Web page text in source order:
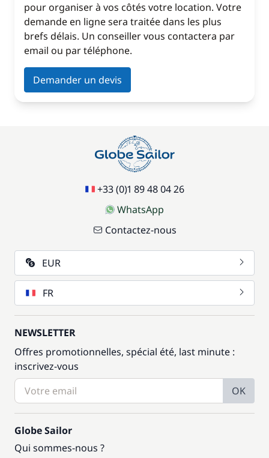
pour organiser à vos côtés votre location. Votre
demande en ligne sera traitée dans les plus
brefs délais. Un conseiller vous contactera par
email ou par téléphone.
Demander un devis
+33 (0)1 89 48 04 26
WhatsApp
Contactez-nous
EUR
FR
NEWSLETTER
Offres promotionnelles, spécial été, last minute :
inscrivez-vous
OK
Globe Sailor
Qui sommes-nous ?